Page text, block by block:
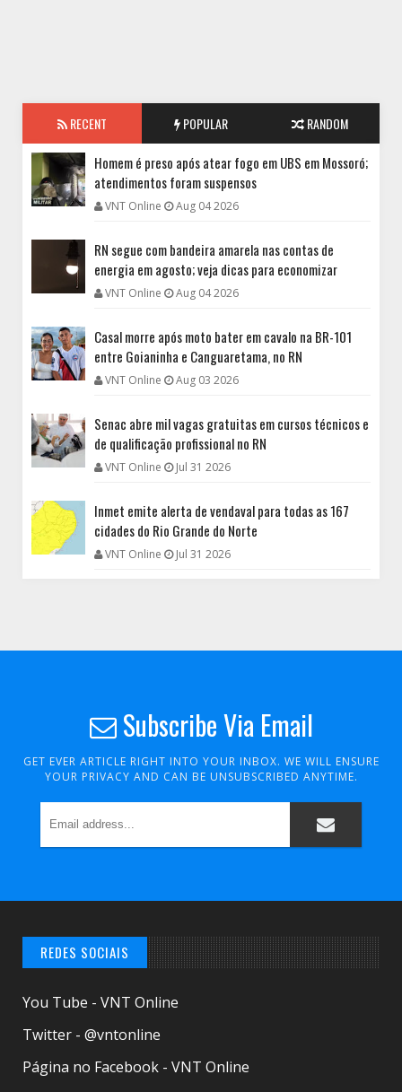
RECENT POPULAR RANDOM
Homem é preso após atear fogo em UBS em Mossoró;
atendimentos foram suspensos
VNT Online Aug 04 2026
RN segue com bandeira amarela nas contas de
energia em agosto; veja dicas para economizar
VNT Online Aug 04 2026
Casal morre após moto bater em cavalo na BR-101
entre Goianinha e Canguaretama, no RN
VNT Online Aug 03 2026
Senac abre mil vagas gratuitas em cursos técnicos e
de qualificação profissional no RN
VNT Online Jul 31 2026
Inmet emite alerta de vendaval para todas as 167
cidades do Rio Grande do Norte
VNT Online Jul 31 2026
Subscribe Via Email
GET EVER ARTICLE RIGHT INTO YOUR INBOX. WE WILL ENSURE
YOUR PRIVACY AND CAN BE UNSUBSCRIBED ANYTIME.
REDES SOCIAIS
You Tube - VNT Online
Twitter - @vntonline
Página no Facebook - VNT Online